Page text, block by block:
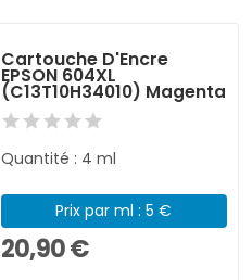
Cartouche D'Encre
EPSON 604XL
(C13T10H34010) Magenta
Quantité : 4 ml
Prix par ml : 5 €
20,90 €